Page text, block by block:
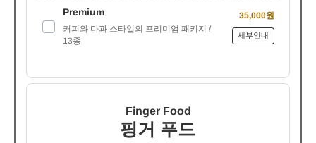
Premium
커피와 다과 스타일의 프리미엄 패키지 /
13종
35,000원
세부안내
Finger Food
핑거 푸드